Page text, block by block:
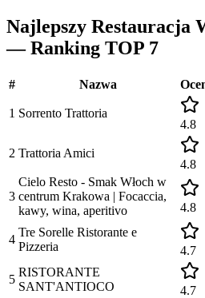
Najlepszy Restauracja
— Ranking TOP 7
# Nazwa
1 Sorrento Trattoria
4.8
2 Trattoria Amici
4.8
3
Cielo Resto - Smak Włoch w
centrum Krakowa | Focaccia,
kawy, wina, aperitivo
4.8
4
Tre Sorelle Ristorante e
Pizzeria
4.7
5
RISTORANTE
SANT'ANTIOCO
4.7